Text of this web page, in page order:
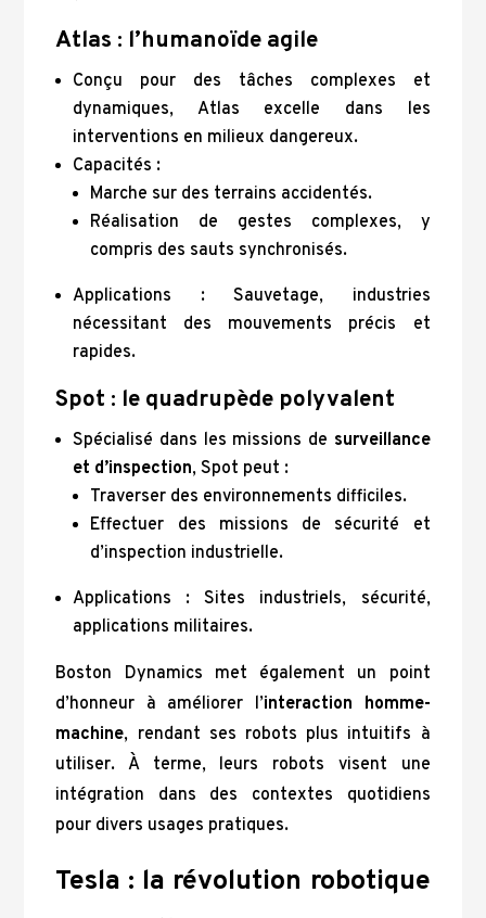
Atlas : l’humanoïde agile
Conçu pour des tâches complexes et
dynamiques, Atlas excelle dans les
interventions en milieux dangereux.
Capacités :
Marche sur des terrains accidentés.
Réalisation de gestes complexes, y
compris des sauts synchronisés.
Applications : Sauvetage, industries
nécessitant des mouvements précis et
rapides.
Spot : le quadrupède polyvalent
Spécialisé dans les missions de surveillance
et d’inspection, Spot peut :
Traverser des environnements difficiles.
Effectuer des missions de sécurité et
d’inspection industrielle.
Applications : Sites industriels, sécurité,
applications militaires.
Boston Dynamics met également un point
d’honneur à améliorer l’interaction homme-
machine, rendant ses robots plus intuitifs à
utiliser. À terme, leurs robots visent une
intégration dans des contextes quotidiens
pour divers usages pratiques.
Tesla : la révolution robotique